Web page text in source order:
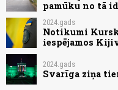
pamūku no tā
2024.gads
Notikumi
iespējamos
2024.gads
Svarīga ziņa